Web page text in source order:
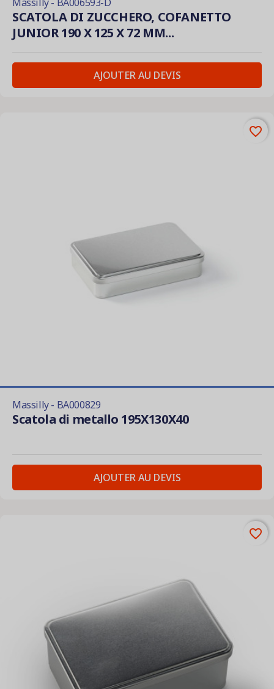
SCATOLA DI ZUCCHERO, COFANETTO
JUNIOR 190 X 125 X 72 MM...
AJOUTER AU DEVIS
Massilly - BA000829
Scatola di metallo 195X130X40
AJOUTER AU DEVIS
favorite_border
favorite_border